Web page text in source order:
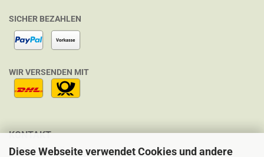
Diese Webseite verwendet Cookies und andere
SICHER BEZAHLEN
WIR VERSENDEN MIT
KONTAKT
Welten-Verlag e.K.